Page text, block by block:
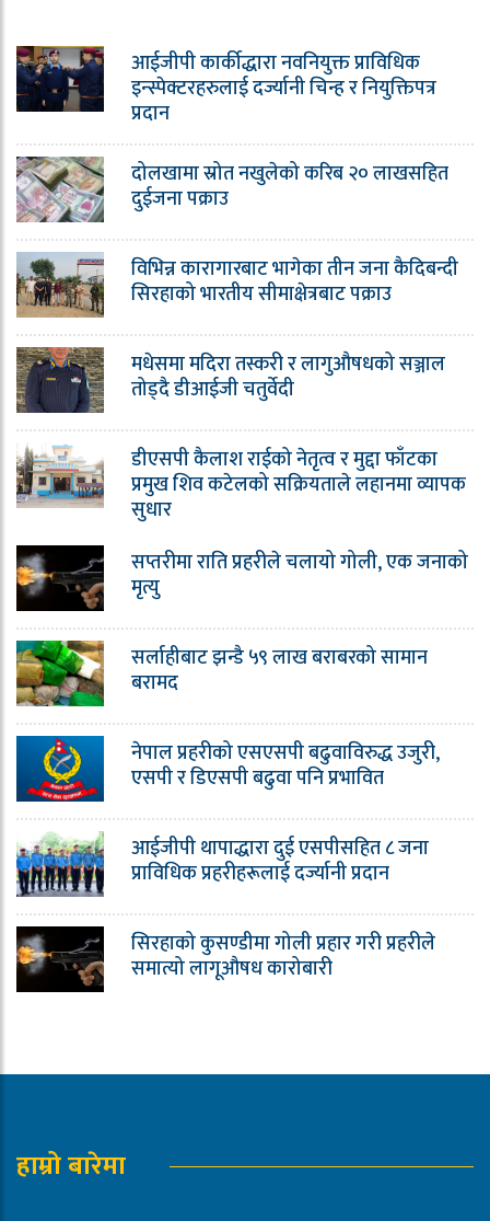
आईजीपी कार्कीद्धारा नवनियुक्त प्राविधिक
इन्स्पेक्टरहरुलाई दर्ज्यानी चिन्ह र नियुक्तिपत्र
प्रदान
दोलखामा स्रोत नखुलेको करिब २० लाखसहित
दुईजना पक्राउ
विभिन्न कारागारबाट भागेका तीन जना कैदिबन्दी
सिरहाको भारतीय सीमाक्षेत्रबाट पक्राउ
मधेसमा मदिरा तस्करी र लागुऔषधको सञ्जाल
तोड्दै डीआईजी चतुर्वेदी
डीएसपी कैलाश राईको नेतृत्व र मुद्दा फाँटका
प्रमुख शिव कटेलको सक्रियताले लहानमा व्यापक
सुधार
सप्तरीमा राति प्रहरीले चलायो गोली, एक जनाको
मृत्यु
सर्लाहीबाट झन्डै ५९ लाख बराबरको सामान
बरामद
नेपाल प्रहरीको एसएसपी बढुवाविरुद्ध उजुरी,
एसपी र डिएसपी बढुवा पनि प्रभावित
आईजीपी थापाद्धारा दुई एसपीसहित ८ जना
प्राविधिक प्रहरीहरूलाई दर्ज्यानी प्रदान
सिरहाको कुसण्डीमा गोली प्रहार गरी प्रहरीले
समात्यो लागूऔषध कारोबारी
हाम्रो बारेमा